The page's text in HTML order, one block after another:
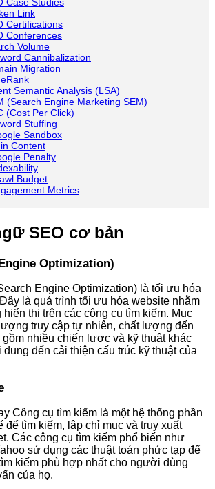
Link
Certifications
Conferences
Volume
Cannibalization
Migration
Semantic Analysis (LSA)
(Search Engine Marketing SEM)
(Cost Per Click)
Stuffing
Sandbox
Content
Penalty
Budget
Metrics
SEO cơ bản
Optimization)
Engine Optimization) là tối ưu hóa
là quá trình tối ưu hóa website nhằm
thị trên các công cụ tìm kiếm. Mục
truy cập tự nhiên, chất lượng đến
nhiều chiến lược và kỹ thuật khác
đến cải thiện cấu trúc kỹ thuật của
Công cụ tìm kiếm là một hệ thống phần
để tìm kiếm, lập chỉ mục và truy xuất
Các công cụ tìm kiếm phổ biến như
sử dụng các thuật toán phức tạp để
kiếm phù hợp nhất cho người dùng
của họ.